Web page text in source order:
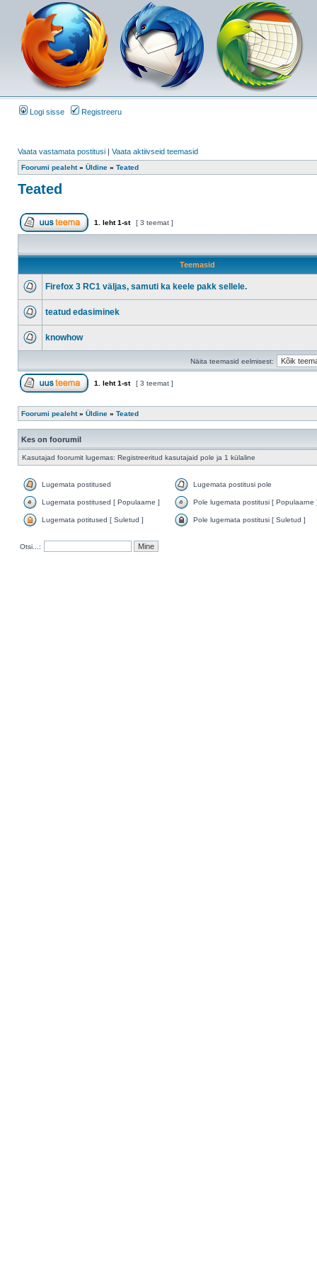
Logi sisse Registreeru
Vaata vastamata postitusi | Vaata aktiivseid teemasid
Foorumi pealeht» Üldine » Teated
Teated
1 . leht1-st [ 3 teemat ]
Teemasid
Firefox 3 RC1 väljas, samuti ka keele pakk sellele.
teatud edasiminek
knowhow
Näita teemasid eelmisest:
1 . leht1-st [ 3 teemat ]
Foorumi pealeht» Üldine » Teated
Kes on foorumil
Kasutajad foorumit lugemas: Registreeritud kasutajaid pole ja 1 külaline
Lugemata postitused Lugemata postitusi pole
Lugemata postitused [ Populaarne ] Pole lugemata postitusi [ Populaarne
Lugemata potitused [ Suletud ] Pole lugemata postitusi [ Suletud ]
Otsi...: